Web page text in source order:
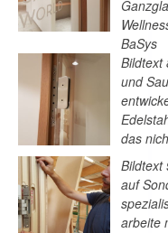
BaSys
Bildtext
und
das
Bildtext
auf
arbeite